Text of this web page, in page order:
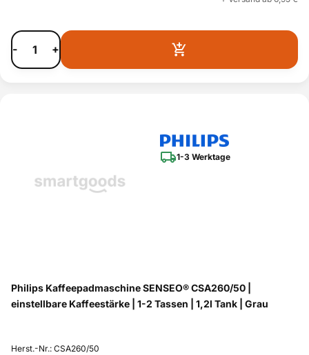
- +
1-3 Werktage
Philips Kaffeepadmaschine SENSEO® CSA260/50 |
einstellbare Kaffeestärke | 1-2 Tassen | 1,2l Tank | Grau
Herst.-Nr.: CSA260/50